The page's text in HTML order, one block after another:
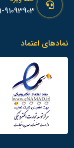
91093903
نمادهای اعتماد